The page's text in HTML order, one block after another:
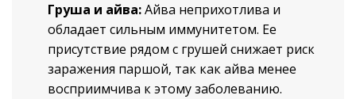
Груша и айва:Айва неприхотлива и
обладает сильным иммунитетом. Ее
присутствие рядом с грушей снижает риск
заражения паршой, так как айва менее
восприимчива к этому заболеванию.